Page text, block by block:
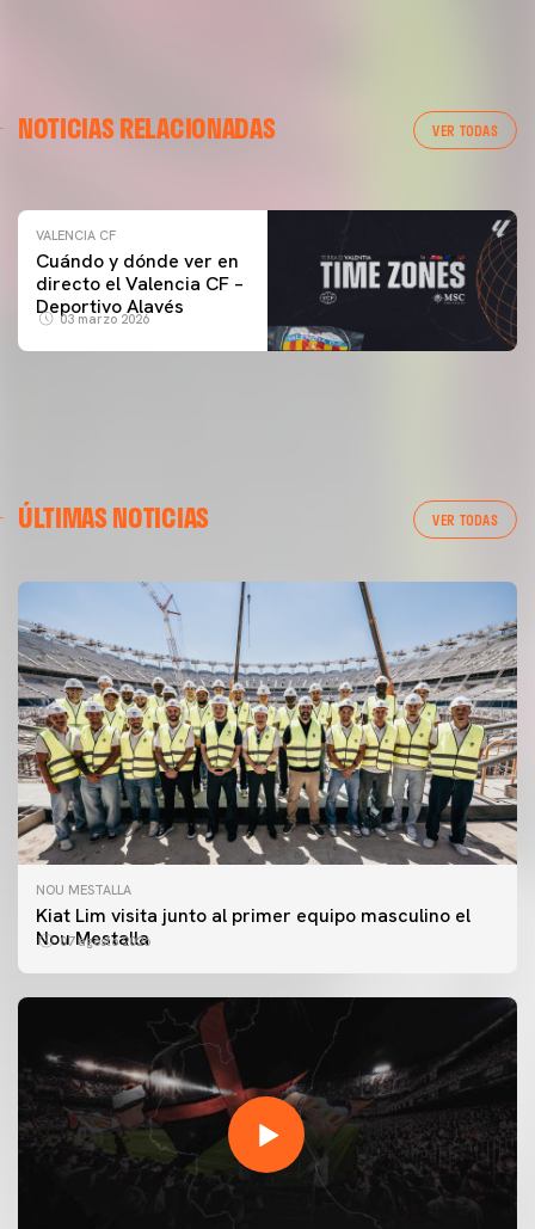
NOTICIAS RELACIONADAS VER TODAS
ENTRENAMIENTO DEL VALENCIA CF 04/03/26
VALENCIA CF
Cuándo y dónde ver en
directo el Valencia CF –
Deportivo Alavés
03 marzo 2026
ÚLTIMAS NOTICIAS VER TODAS
NOU MESTALLA
Kiat Lim visita junto al primer equipo masculino el
Nou Mestalla
07 agosto 2026